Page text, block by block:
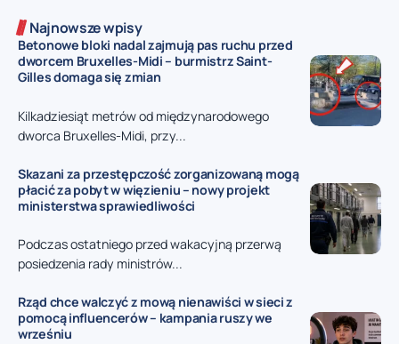
Najnowsze wpisy
Betonowe bloki nadal zajmują pas ruchu przed
dworcem Bruxelles-Midi – burmistrz Saint-
Gilles domaga się zmian
Kilkadziesiąt metrów od międzynarodowego
dworca Bruxelles-Midi, przy...
Skazani za przestępczość zorganizowaną mogą
płacić za pobyt w więzieniu – nowy projekt
ministerstwa sprawiedliwości
Podczas ostatniego przed wakacyjną przerwą
posiedzenia rady ministrów...
Rząd chce walczyć z mową nienawiści w sieci z
pomocą influencerów – kampania ruszy we
wrześniu